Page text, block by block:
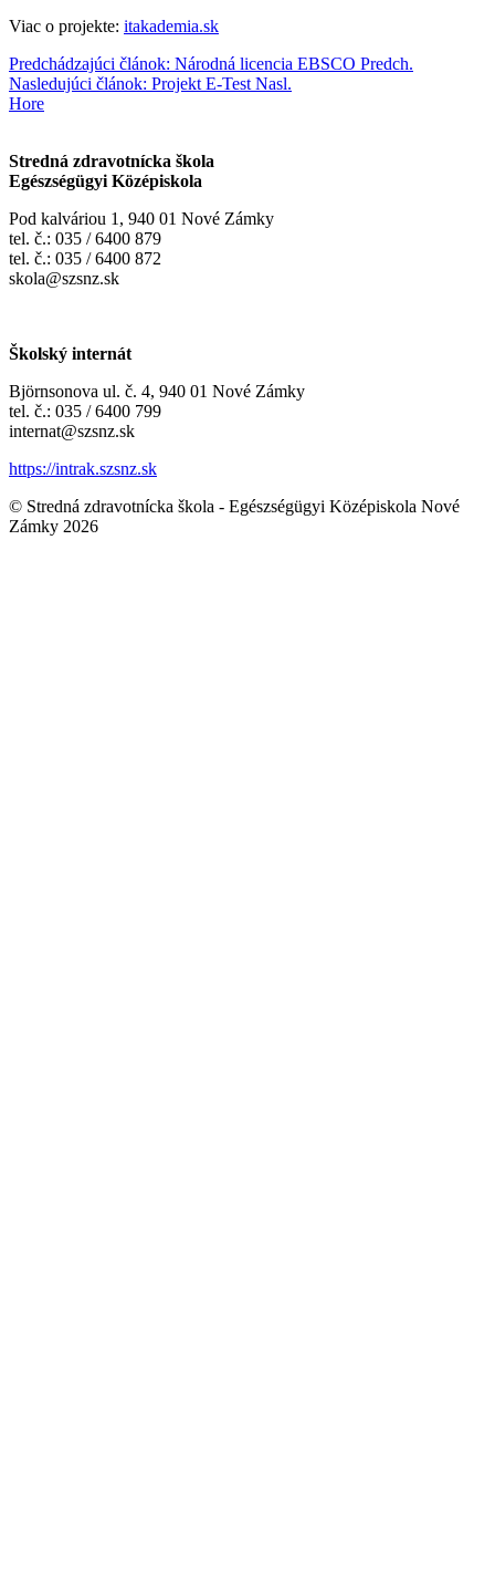
Viac o projekte: itakademia.sk
Predchádzajúci článok: Národná licencia EBSCO Predch.
Nasledujúci článok: Projekt E-Test Nasl.
Hore
Stredná zdravotnícka škola
Egészségügyi Középiskola
Pod kalváriou 1, 940 01 Nové Zámky
tel. č.: 035 / 6400 879
tel. č.: 035 / 6400 872
skola@szsnz.sk
Školský internát
Björnsonova ul. č. 4, 940 01 Nové Zámky
tel. č.: 035 / 6400 799
internat@szsnz.sk
https://intrak.szsnz.sk
© Stredná zdravotnícka škola - Egészségügyi Középiskola Nové
Zámky 2026